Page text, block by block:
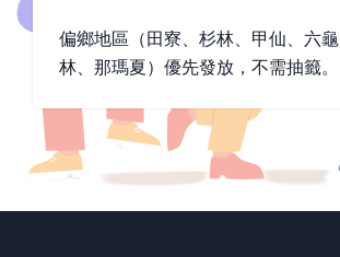
偏鄉地區（田寮、杉林、甲仙、六
林、那瑪夏）優先發放，不需抽籤。